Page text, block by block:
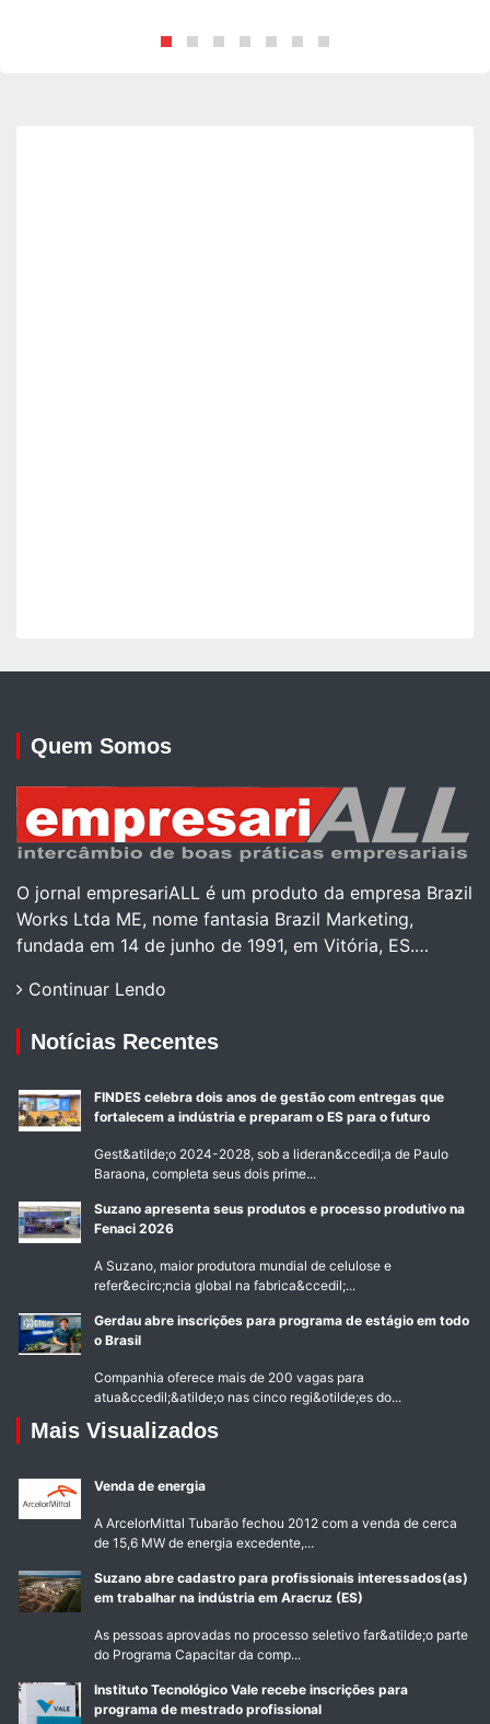
Quem Somos
O jornal empresariALL é um produto da empresa Brazil
Works Ltda ME, nome fantasia Brazil Marketing,
fundada em 14 de junho de 1991, em Vitória, ES.…
Continuar Lendo
Notícias Recentes
FINDES celebra dois anos de gestão com entregas que
fortalecem a indústria e preparam o ES para o futuro
Gest&atilde;o 2024-2028, sob a lideran&ccedil;a de Paulo
Baraona, completa seus dois prime...
Suzano apresenta seus produtos e processo produtivo na
Fenaci 2026
A Suzano, maior produtora mundial de celulose e
refer&ecirc;ncia global na fabrica&ccedil;...
Gerdau abre inscrições para programa de estágio em todo
o Brasil
Companhia oferece mais de 200 vagas para
atua&ccedil;&atilde;o nas cinco regi&otilde;es do...
Mais Visualizados
Venda de energia
A ArcelorMittal Tubarão fechou 2012 com a venda de cerca
de 15,6 MW de energia excedente,...
Suzano abre cadastro para profissionais interessados(as)
em trabalhar na indústria em Aracruz (ES)
As pessoas aprovadas no processo seletivo far&atilde;o parte
do Programa Capacitar da comp...
Instituto Tecnológico Vale recebe inscrições para
programa de mestrado profissional